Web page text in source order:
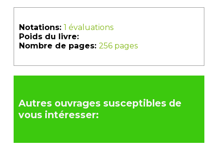
Notations: 1 évaluations
Poids du livre:
Nombre de pages: 256 pages
Autres ouvrages susceptibles de
vous intéresser: